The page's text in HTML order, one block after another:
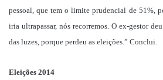
pessoal, que tem o limite prudencial de 51%,
iria ultrapassar, nós recorremos. O ex-gestor
das luzes, porque perdeu as eleições.” Conclui.
Eleições 2014